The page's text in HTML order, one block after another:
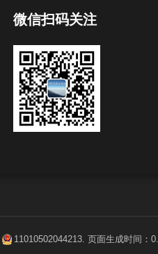
微信扫码关注
11010502044213. 页面生成时间：